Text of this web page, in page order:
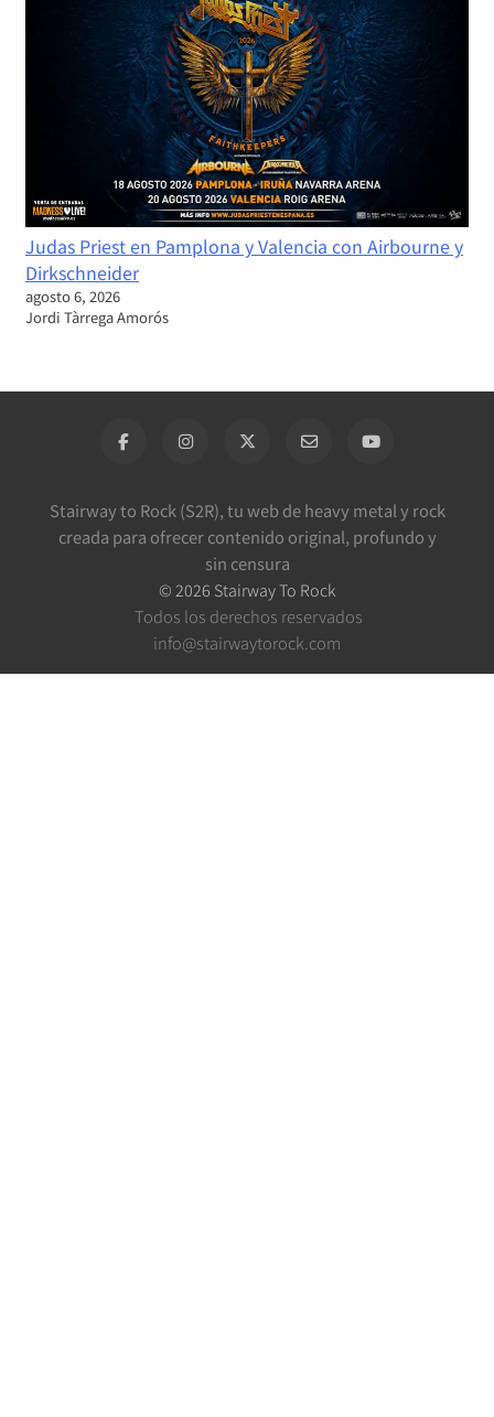
Judas Priest en Pamplona y Valencia con Airbourne y
Dirkschneider
agosto 6, 2026
Jordi Tàrrega Amorós
Stairway to Rock (S2R), tu web de heavy metal y rock
creada para ofrecer contenido original, profundo y
sin censura
©2026 Stairway To Rock
Todos los derechos reservados
info@stairwaytorock.com